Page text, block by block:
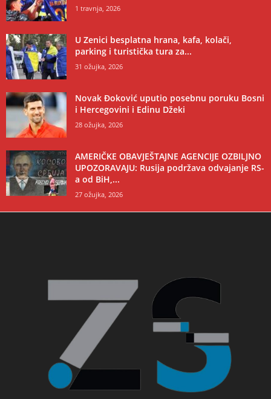
1 travnja, 2026
U Zenici besplatna hrana, kafa, kolači,
parking i turistička tura za...
31 ožujka, 2026
Novak Đoković uputio posebnu poruku Bosni
i Hercegovini i Edinu Džeki
28 ožujka, 2026
AMERIČKE OBAVJEŠTAJNE AGENCIJE OZBILJNO
UPOZORAVAJU: Rusija podržava odvajanje RS-
a od BiH,...
27 ožujka, 2026